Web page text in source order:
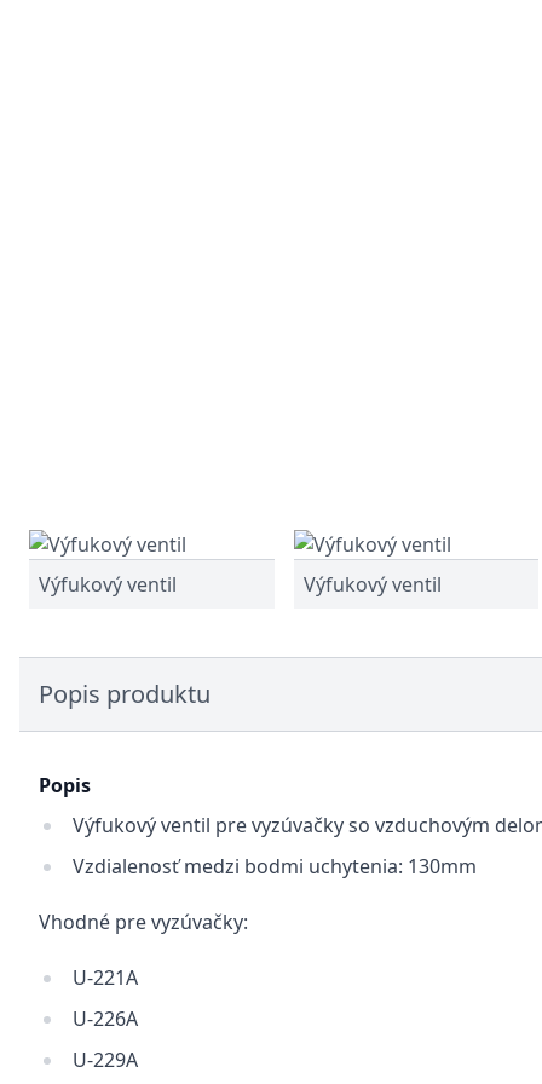
Výfukový ventil Výfukový ventil
Popis produktu
Popis
Výfukový ventil pre vyzúvačky so vzduchovým
Vzdialenosť medzi bodmi uchytenia: 130mm
Vhodné pre vyzúvačky:
U-221A
U-226A
U-229A